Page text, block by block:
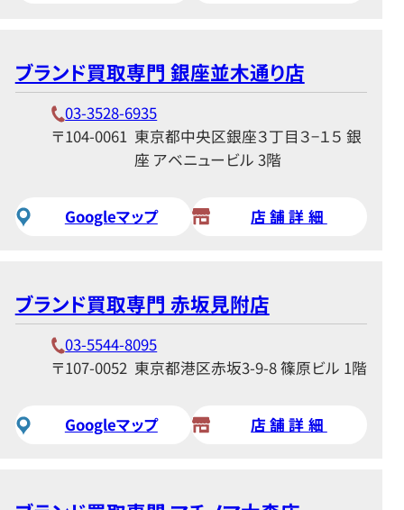
ブランド買取専門 銀座並木通り店
03-3528-6935
〒104-0061 東京都中央区銀座３丁目３−１５ 銀
座 アベニュービル 3階
Googleマップ 店舗詳細
ブランド買取専門 赤坂見附店
03-5544-8095
〒107-0052 東京都港区赤坂3-9-8 篠原ビル 1階
Googleマップ 店舗詳細